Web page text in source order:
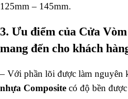
125mm – 145mm.
3. Ưu điểm của Cửa
mang đến cho khách
– Với phần lõi được làm nguyên
nhựa Composite có độ bền